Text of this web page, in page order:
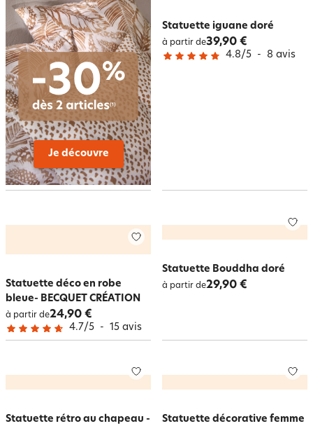
Statuette iguane doré
à partir de39,90 €
4.8/5 - 8 avis
Statuette déco en robe
bleue- BECQUET CRÉATION
à partir de24,90 €
4.7/5 - 15 avis
Statuette Bouddha doré
à partir de29,90 €
Statuette rétro au chapeau - Statuette décorative femme
Je découvre